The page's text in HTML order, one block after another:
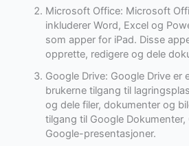
Microsoft Office: Microsoft
inkluderer Word, Excel og
som apper for iPad. Disse
opprette, redigere og dele
Google Drive: Google Drive er
brukerne tilgang til
og dele filer, dokumenter og
tilgang til Google
Google-presentasjoner.